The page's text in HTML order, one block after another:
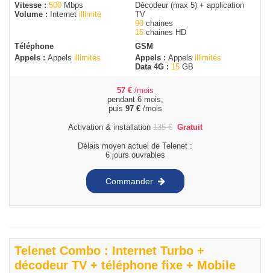
Vitesse : 500 Mbps
Volume :
Internet illimité
Décodeur (max 5) + application
TV
90 chaines
15 chaines HD
Téléphone
Appels : Appels illimités
GSM
Appels : Appels illimités
Data 4G : 15 GB
57 € /mois
pendant 6 mois,
puis 97 €/mois
Activation & installation135€ Gratuit
Délais moyen actuel de Telenet :
6 jours ouvrables
Commander
Telenet Combo : Internet Turbo +
décodeur TV + téléphone fixe + Mobile